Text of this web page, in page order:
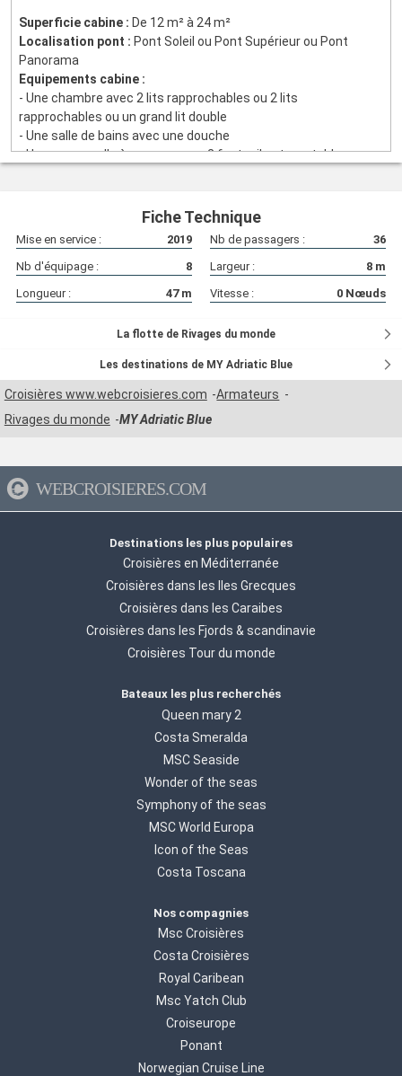
Superficie cabine : De 12 m² à 24 m²
Localisation pont : Pont Soleil ou Pont Supérieur ou Pont
Panorama
Equipements cabine :
- Une chambre avec 2 lits rapprochables ou 2 lits
rapprochables ou un grand lit double
- Une salle de bains avec une douche
- Un espace salle à manger avec 2 fauteuils et une table
Fiche Technique
Mise en service : 2019 Nb de passagers :
36
Nb d'équipage :
8 Largeur : 8 m
Longueur :
47m Vitesse : 0 Nœuds
La flotte de Rivages du monde
Les destinations de MY Adriatic Blue
Croisières www.webcroisieres.com
Armateurs
Rivages du monde
MY Adriatic Blue
WEBCROISIERES.COM
Destinations les plus populaires
Croisières en Méditerranée
Croisières dans les Iles Grecques
Croisières dans les Caraibes
Croisières dans les Fjords & scandinavie
Croisières Tour du monde
Bateaux les plus recherchés
Queen mary 2
Costa Smeralda
MSC Seaside
Wonder of the seas
Symphony of the seas
MSC World Europa
Icon of the Seas
Costa Toscana
Nos compagnies
Msc Croisières
Costa Croisières
Royal Caribean
Msc Yatch Club
Croiseurope
Ponant
Norwegian Cruise Line